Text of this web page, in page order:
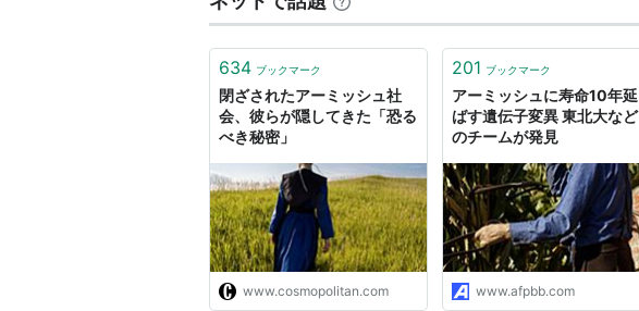
634 ブックマーク
閉ざされたアーミッシュ社
会、彼らが隠してきた「恐る
べき秘密」
www.cosmopolitan.com
201 ブックマーク
アーミッシュに寿命10年延
ばす遺伝子変異 東北大など
のチームが発見
www.afpbb.com